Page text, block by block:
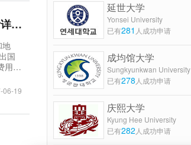
TIMES联合FAIRFX统计了全球留学费用最高和最低的国家和地区！附详细费用名单！
地
国
06-19
延世大学
Yonsei University
已有281 人成功申请
成均馆大学
Sungkyunkwan University
已有278 人成功申请
庆熙大学
Kyung Hee University
已有282 人成功申请